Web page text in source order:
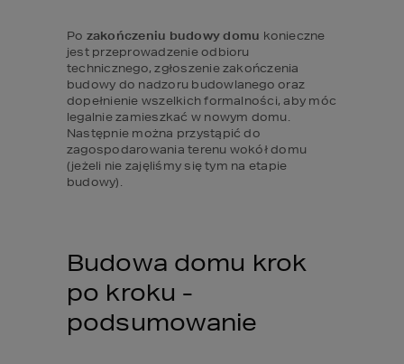
Po zakończeniu budowy domu konieczne
jest przeprowadzenie odbioru
technicznego, zgłoszenie zakończenia
budowy do nadzoru budowlanego oraz
dopełnienie wszelkich formalności, aby móc
legalnie zamieszkać w nowym domu.
Następnie można przystąpić do
zagospodarowania terenu wokół domu
(jeżeli nie zajęliśmy się tym na etapie
budowy).
Budowa domu krok
po kroku -
podsumowanie